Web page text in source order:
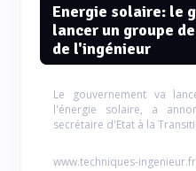
Energie solaire: le
lancer un groupe
de l'ingénieur
Le gouvernement va
l'énergie solaire, a
secrétaire d'Etat à la
www.techniques-ingenieur.fr